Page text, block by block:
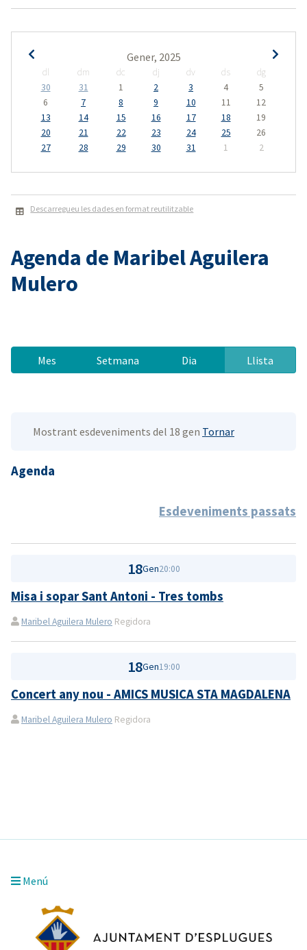
Gener, 2025
dl dm dc dj dv ds
dg
30
31 1 2 3 4
5
6
7 8 9 10 11
12
13
14 15 16 17 18
19
20
21 22 23 24 25
26
27
28 29 30 31 1 2
Descarregueu les dades en format reutilitzable
Agenda de Maribel Aguilera
Mulero
Mes Setmana Dia Llista
Mostrant esdeveniments del 18 gen Tornar
Agenda
Esdeveniments passats
18Gen20:00
Misa i sopar Sant Antoni - Tres tombs
Maribel Aguilera Mulero Regidora
18Gen19:00
Concert any nou - AMICS MUSICA STA MAGDALENA
Maribel Aguilera Mulero Regidora
Menú